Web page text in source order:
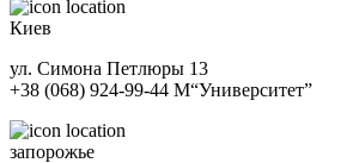
Киев
ул. Симона Петлюры 13
+38 (068) 924-99-44 М“Университет”
запорожье